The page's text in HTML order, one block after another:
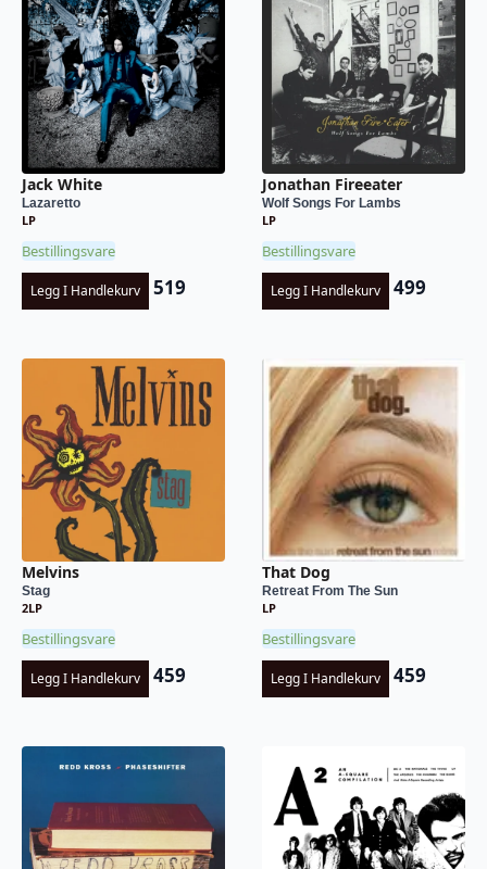
Jack White
Lazaretto
LP
Bestillingsvare
Legg I Handlekurv 519
Jonathan Fireeater
Wolf Songs For Lambs
LP
Bestillingsvare
Legg I Handlekurv 499
Melvins
Stag
2LP
Bestillingsvare
Legg I Handlekurv 459
That Dog
Retreat From The Sun
LP
Bestillingsvare
Legg I Handlekurv 459